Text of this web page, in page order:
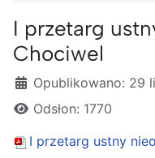
I przetarg
Chociwel
Szczegóły
Opublikowano: 29
Odsłon: 1770
I przetarg ustny